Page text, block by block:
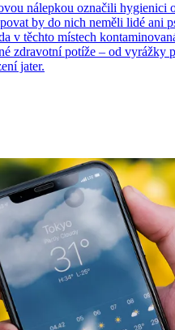
nálepkou označili hygienici
by do nich neměli lidé ani
v těchto místech
zdravotní potíže – od vyrážky
jater.